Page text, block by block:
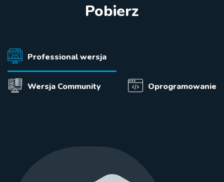
Pobierz
Professional wersja
Wersja Community Oprogramowanie